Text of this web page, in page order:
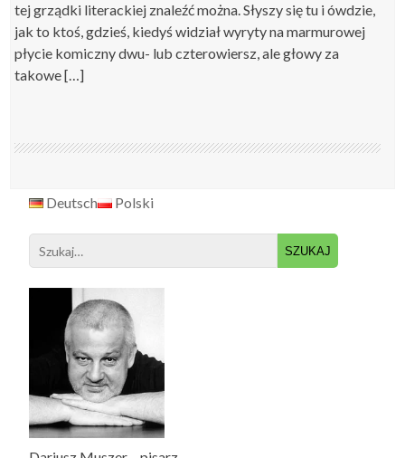
tej grządki literackiej znaleźć można. Słyszy się tu i ówdzie,
jak to ktoś, gdzieś, kiedyś widział wyryty na marmurowej
płycie komiczny dwu- lub czterowiersz, ale głowy za
takowe […]
Deutsch Polski
Search
for: